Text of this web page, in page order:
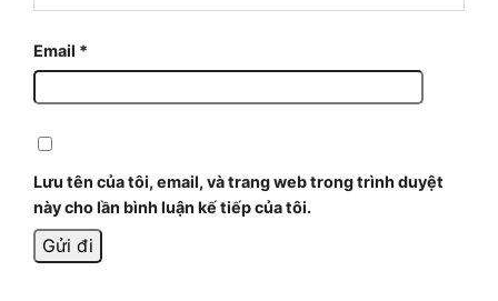
Email *
Lưu tên của tôi, email, và trang web trong trình duyệt
này cho lần bình luận kế tiếp của tôi.